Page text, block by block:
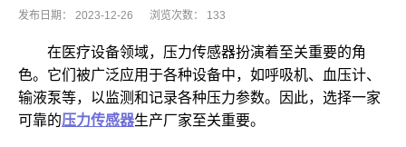
发布日期： 2023-12-26 浏览次数： 133
在医疗设备领域，压力传感器扮演着至关重要的角
色。它们被广泛应用于各种设备中，如呼吸机、血压计、
输液泵等，以监测和记录各种压力参数。因此，选择一家
可靠的压力传感器生产厂家至关重要。